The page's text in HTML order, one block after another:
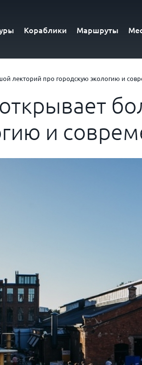
Кораблики Маршруты
лекторий про городскую экологию и
и